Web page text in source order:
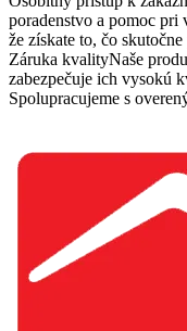
poradenstvo a pomoc
že získate to, čo skutočne
Záruka kvalityNaše
zabezpečuje ich vysokú
Spolupracujeme s